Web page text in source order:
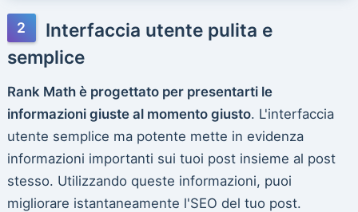
Interfaccia utente pulita e
semplice
Rank Math è progettato per presentarti le
informazioni giuste al momento giusto. L'interfaccia
utente semplice ma potente mette in evidenza
informazioni importanti sui tuoi post insieme al post
stesso. Utilizzando queste informazioni, puoi
migliorare istantaneamente l'SEO del tuo post.